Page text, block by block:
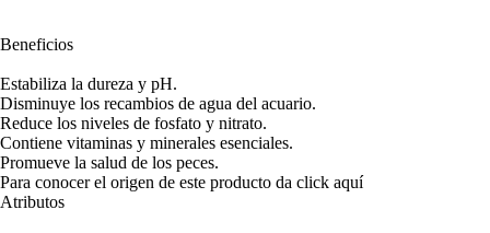
Beneficios
Estabiliza la dureza y pH.
Disminuye los recambios de agua del acuario.
Reduce los niveles de fosfato y nitrato.
Contiene vitaminas y minerales esenciales.
Promueve la salud de los peces.
Para conocer el origen de este producto da click aquí
Atributos